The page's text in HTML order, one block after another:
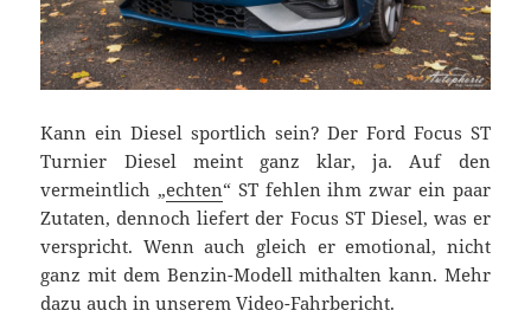
Kann ein Diesel sportlich sein? Der Ford Focus ST
Turnier Diesel meint ganz klar, ja. Auf den
vermeintlich „echten“ ST fehlen ihm zwar ein paar
Zutaten, dennoch liefert der Focus ST Diesel, was er
verspricht. Wenn auch gleich er emotional, nicht
ganz mit dem Benzin-Modell mithalten kann. Mehr
dazu auch in unserem Video-Fahrbericht.